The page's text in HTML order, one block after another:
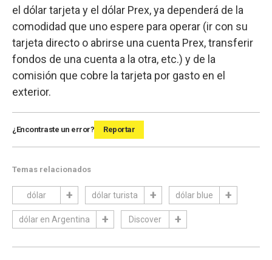
el dólar tarjeta y el dólar Prex, ya dependerá de la
comodidad que uno espere para operar (ir con su
tarjeta directo o abrirse una cuenta Prex, transferir
fondos de una cuenta a la otra, etc.) y de la
comisión que cobre la tarjeta por gasto en el
exterior.
¿Encontraste un error? Reportar
Temas relacionados
dólar dólar turista dólar blue
dólar en Argentina Discover